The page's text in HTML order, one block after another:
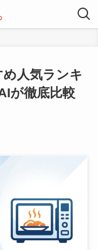
人気ランキ
が徹底比較